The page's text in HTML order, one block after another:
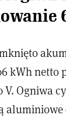
kWh netto
V. Ogniwa